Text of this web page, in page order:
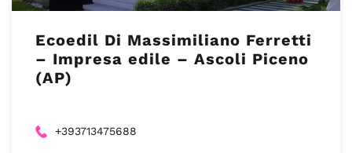
Ecoedil Di Massimiliano Ferretti
– Impresa edile – Ascoli Piceno
(AP)
+393713475688